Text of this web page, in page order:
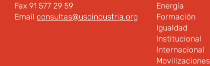
Fax 91 577 29 59
Email consultas@usoindustria.org
Energía
Formación
Igualdad
Institucional
Internacional
Movilizaciones